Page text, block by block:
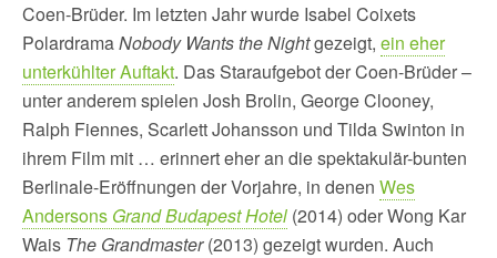
Coen-Brüder. Im letzten Jahr wurde Isabel Coixets
PolardramaNobody Wants the Nightgezeigt, ein eher
unterkühlter Auftakt. Das Staraufgebot der Coen-Brüder –
unter anderem spielen Josh Brolin, George Clooney,
Ralph Fiennes, Scarlett Johansson und Tilda Swinton in
ihrem Film mit … erinnert eher an die spektakulär-bunten
Berlinale-Eröffnungen der Vorjahre, in denen Wes
Andersons Grand Budapest Hotel (2014) oder Wong Kar
Wais The Grandmaster(2013) gezeigt wurden. Auch